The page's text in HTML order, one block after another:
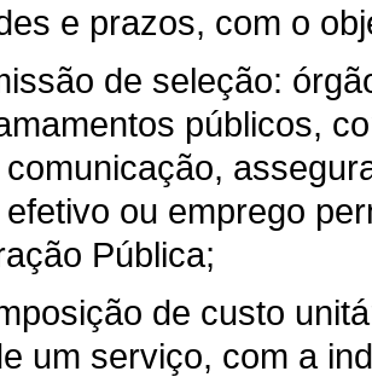
e prazos, com o
de seleção:
públicos,
ou emprego
Pública;
de custo
um serviço, com a